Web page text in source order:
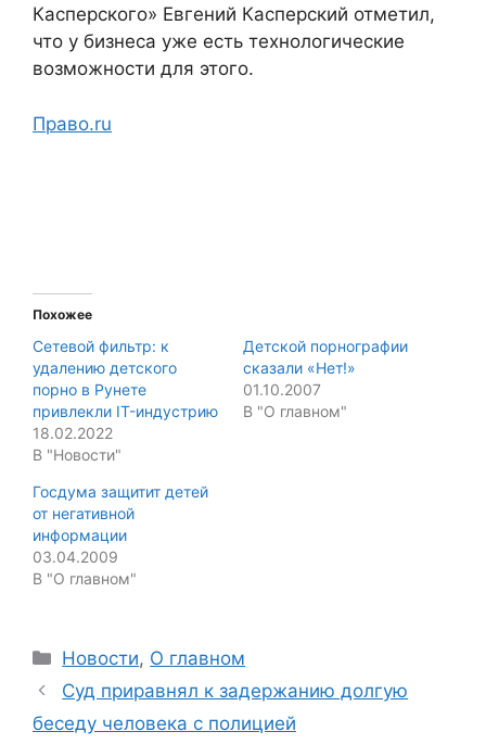
Касперского» Евгений Касперский отметил,
что у бизнеса уже есть технологические
возможности для этого.
Право.ru
Похожее
Cетевой фильтр: к
удалению детского
порно в Рунете
привлекли IT-индустрию
18.02.2022
В "Новости"
Детской порнографии
сказали «Нет!»
01.10.2007
В "О главном"
Госдума защитит детей
от негативной
информации
03.04.2009
В "О главном"
Categories
Новости, О главном
Суд приравнял к задержанию долгую
беседу человека с полицией